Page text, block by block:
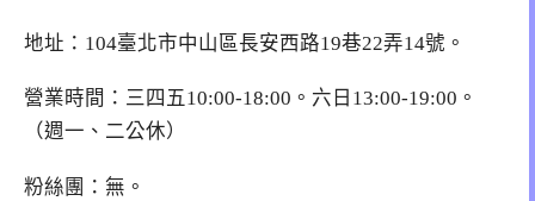
地址：104臺北市中山區長安西路19巷22弄14號。
營業時間：三四五10:00-18:00。六日13:00-19:00。
（週一、二公休）
粉絲團：無。